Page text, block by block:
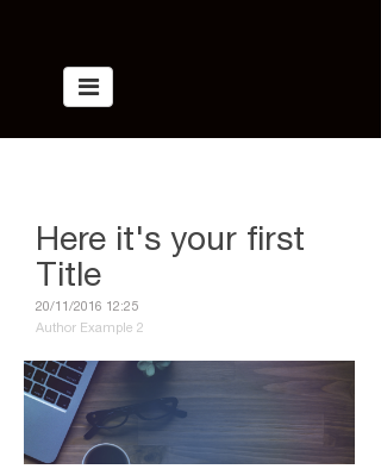
Here it's your first
Title
20/11/2016 12:25
Author Example 2